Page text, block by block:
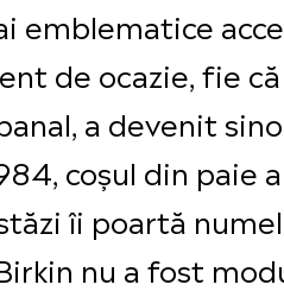
emblematice
de ocazie, fie
a devenit
coșul din paie
îi poartă
nu a fost